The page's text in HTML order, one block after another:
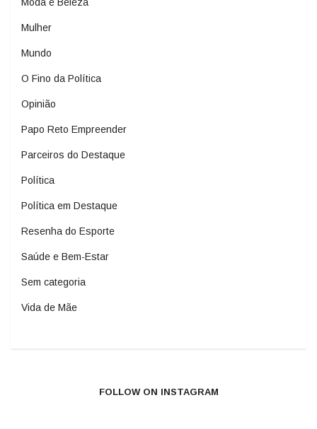
Moda e Beleza
Mulher
Mundo
O Fino da Política
Opinião
Papo Reto Empreender
Parceiros do Destaque
Política
Política em Destaque
Resenha do Esporte
Saúde e Bem-Estar
Sem categoria
Vida de Mãe
FOLLOW ON INSTAGRAM